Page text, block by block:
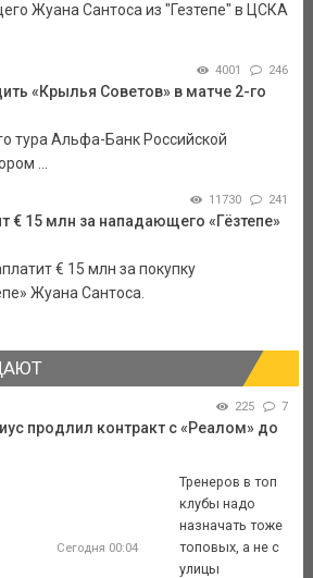
Жуана Сантоса из "Гезтепе" в ЦСКА
4001 246
«Крылья Советов» в матче 2-го
тура Альфа-Банк Российской
...
11730 241
€ 15 млн за нападающего «Гёзтепе»
€ 15 млн за покупку
Жуана Сантоса.
225 7
продлил контракт с «Реалом» до
Сегодня 00:04
Тренеров в топ
клубы надо
назначать тоже
топовых, а не с
улицы